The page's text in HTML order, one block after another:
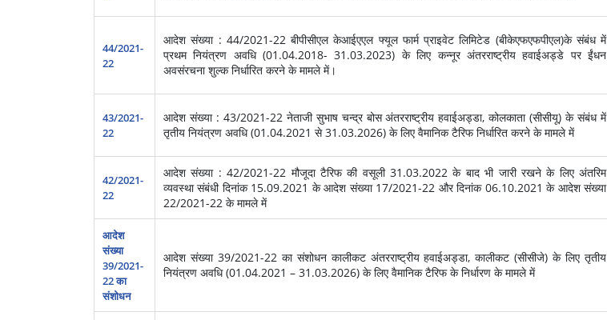
44/2021-
22
आदेश संख्या : 44/2021-22 बीपीसीएल केआईएएल फ्यूल फार्म प्राइवेट लिमिटेड (बीकेएफएफपीएल)के संबंध में
प्रथम नियंत्रण अवधि (01.04.2018- 31.03.2023) के लिए कन्‍नूर अंतरराष्‍ट्रीय हवाईअड्डे पर ईंधन
अवसंरचना शुल्‍क निर्धारित करने के मामले में।
43/2021-
22
आदेश संख्या : 43/2021-22 नेताजी सुभाष चन्‍द्र बोस अंतरराष्‍ट्रीय हवाईअड्डा, कोलकाता (सीसीयू) के संबंध में
तृतीय नियंत्रण अवधि (01.04.2021 से 31.03.2026) के लिए वैमानिक टैरिफ निर्धारित करने के मामले में
42/2021-
22
आदेश संख्या : 42/2021-22 मौजूदा टैरिफ की वसूली 31.03.2022 के बाद भी जारी रखने के लिए अंतरिम
व्‍यवस्‍था संबंधी दिनांक 15.09.2021 के आदेश संख्‍या 17/2021-22 और दिनांक 06.10.2021 के आदेश संख्‍या
22/2021-22 के मामले में
आदेश
संख्‍या
39/2021-
22 का
संशोधन
आदेश संख्‍या 39/2021-22 का संशोधन कालीकट अंतरराष्‍ट्रीय हवाईअड्डा, कालीकट (सीसीजे) के लिए तृतीय
नियंत्रण अवधि (01.04.2021 – 31.03.2026) के लिए वैमानिक टैरिफ के निर्धारण के मामले में